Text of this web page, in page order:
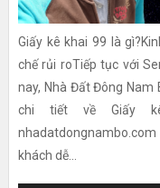
Giấy kê khai 99 là
chế rủi roTiếp tục với
nay, Nhà Đất Đông Nam
chi tiết về Giấy
khách dễ...